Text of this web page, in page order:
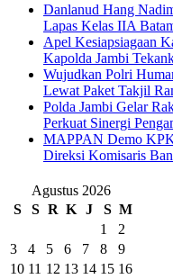
Danlanud Hang
Lapas Kelas IIA
Apel Kesiapsiagaan
Kapolda Jambi
Wujudkan Polri
Lewat Paket Takjil
Polda Jambi Gelar
Perkuat Sinergi
‎MAPPAN Demo
Direksi Komisaris
Agustus 2026
S
S R K J S M
1
2
3
4 5 6 7 8
9
10 11 12 13 14 15 16